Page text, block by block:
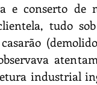
e conserto de
tudo
industrial